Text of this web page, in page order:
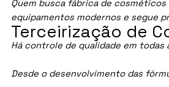
Quem busca fábrica de
equipamentos modernos e segue
Há controle de qualidade em
Desde o desenvolvimento das
Terceirização de